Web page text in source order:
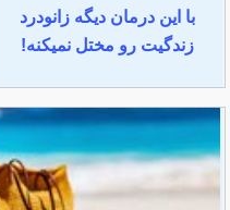
با این درمان دیگه زانودرد
زندگیت رو مختل نمیکنه!